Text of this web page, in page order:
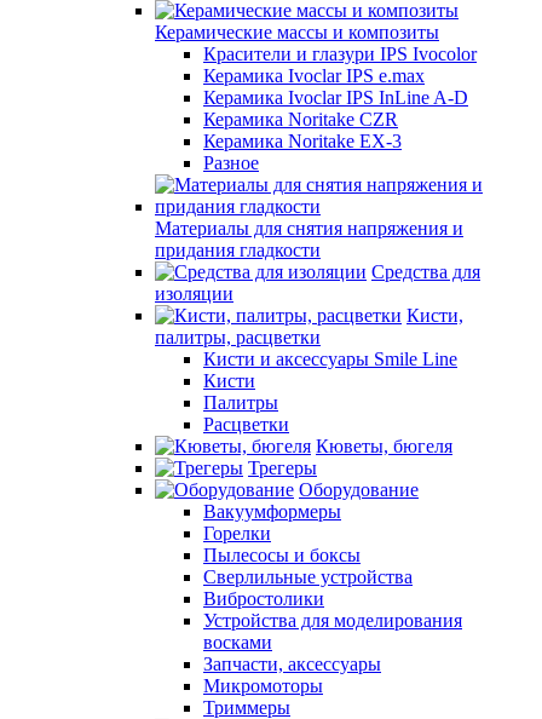
Керамические массы и композиты
Красители и глазури IPS Ivocolor
Керамика Ivoclar IPS e.max
Керамика Ivoclar IPS InLine A-D
Керамика Noritake CZR
Керамика Noritake EX-3
Разное
Материалы для снятия напряжения и
придания гладкости
Средства для
изоляции
Кисти,
палитры, расцветки
Кисти и аксессуары Smile Line
Кисти
Палитры
Расцветки
Кюветы, бюгеля
Трегеры
Оборудование
Вакуумформеры
Горелки
Пылесосы и боксы
Сверлильные устройства
Вибростолики
Устройства для моделирования
восками
Запчасти, аксессуары
Микромоторы
Триммеры